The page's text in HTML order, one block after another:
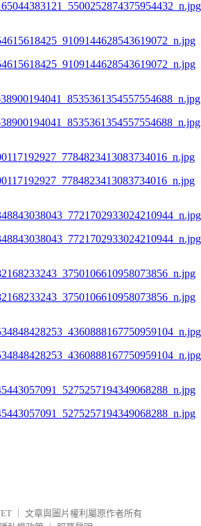
文章與圖片權利屬原作者所有